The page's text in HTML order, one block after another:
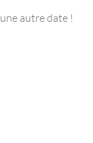
autre date !